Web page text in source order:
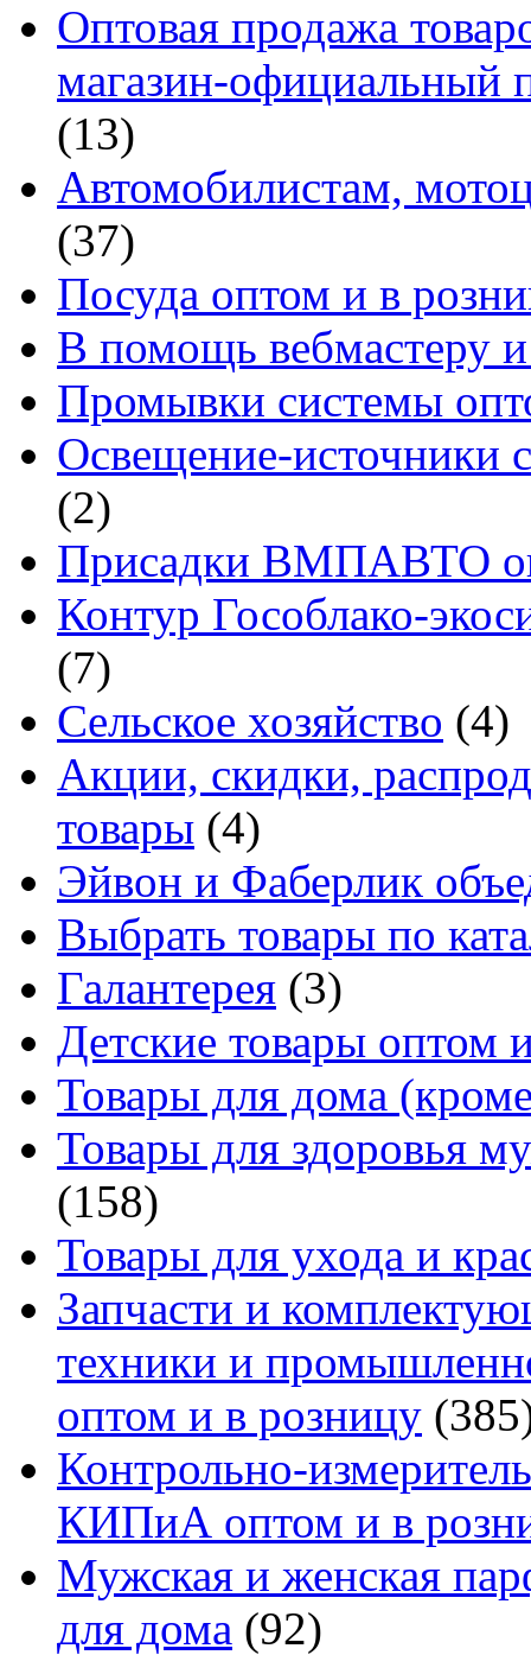
Оптовая продажа
магазин-официальный
(13)
Автомобилистам,
(37)
Посуда оптом и в
В помощь вебмастеру и
Промывки системы
Освещение-источники
(2)
Присадки ВМПАВТО
Контур Гособлако-
(7)
Сельское хозяйство (4)
Акции, скидки,
товары (4)
Эйвон и Фаберлик
Выбрать товары по
Галантерея (3)
Детские товары оптом
Товары для дома
Товары для здоровья
(158)
Товары для ухода и
Запчасти и
техники и
оптом и в розницу
Контрольно-
КИПиА оптом и в
Мужская и женская
для дома (92)